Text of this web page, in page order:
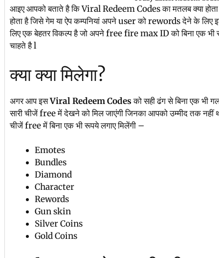
आइए आपको बताते है कि Viral Redeem Codes का मतलब क्या
होता है जिसे गेम या ऐप कम्पनियां अपने user को rewords देने के लिए
लिए एक बेहतर विकल्प है जो अपने free fire max ID को बिना एक
चाहते है l
क्या क्या मिलेगा?
अगर आप इसViral Redeem Codesको सही ढंग से बिना एक भी
सारी चीजें free में देखने को मिल जाएंगी जिनका आपको उम्मीद तक
चीजें free में बिना एक भी रूपये लगाए मिलेंगी –
Emotes
Bundles
Diamond
Character
Rewords
Gun skin
Silver Coins
Gold Coins